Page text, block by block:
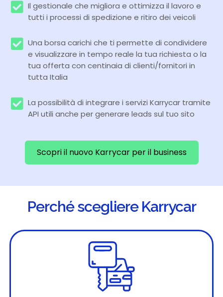
Il gestionale che migliora e ottimizza il lavoro e
tutti i processi di spedizione e ritiro dei veicoli
Una borsa carichi che ti permette di condividere
e visualizzare in tempo reale la tua richiesta o la
tua offerta con centinaia di clienti/fornitori in
tutta Italia
La possibilità di integrare i servizi Karrycar tramite
API utili anche per generare leads sul tuo sito
Scopri il nuovo Karrycar per il business
Perché scegliere Karrycar